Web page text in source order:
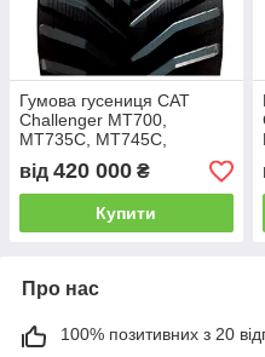
Гумова гусениця CAT
Challenger MT700,
MT735C, MT745C,
MT755C, MT765, MT765C,
MT775C 762мм (30")
від 420 000 ₴
Купити
Про нас
100% позитивних з 20